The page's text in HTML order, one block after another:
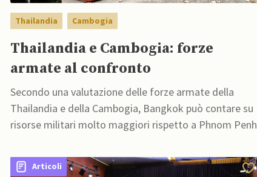
Thailandia Cambogia
Thailandia e Cambogia: forze
armate al confronto
Secondo una valutazione delle forze armate della
Thailandia e della Cambogia, Bangkok può contare su
risorse militari molto maggiori rispetto a Phnom Penh
Articoli